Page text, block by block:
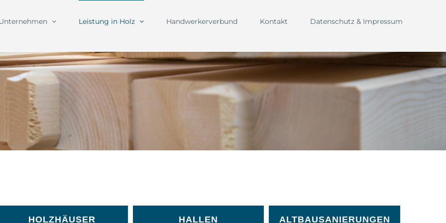
Leistung in Holz Handwerkerverbund Kontakt Datenschutz & Impressum
HOLZHÄUSER HALLEN ALTBAUSANIERUNGEN